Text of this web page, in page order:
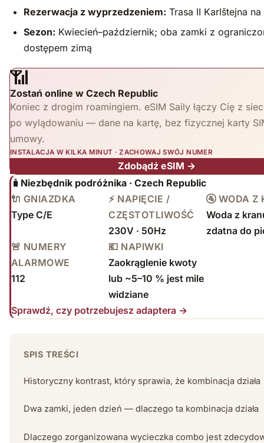
Rezerwacja z wyprzedzeniem: Trasa II Karlštejna
Sezon: Kwiecień–październik; oba zamki z
dostępem zimą
📶
Zostań online w Czech Republic
Koniec z drogim roamingiem. eSIM Saily łączy Cię z
po wylądowaniu — dane na kartę, bez fizycznej karty
umowy.
INSTALACJA W KILKA MINUT · ZACHOWAJ SWÓJ NUMER
Zdobądź eSIM →
🧳 Niezbędnik podróżnika · Czech Republic
🔌 GNIAZDKA
Type C/E
⚡ NAPIĘCIE /
CZĘSTOTLIWOŚĆ
230V · 50Hz
🚰 WODA Z
Woda z
zdatna do
🚨 NUMERY
ALARMOWE
112
💶 NAPIWKI
Zaokrąglenie kwoty
lub ~5–10 % jest mile
widziane
Sprawdź, czy potrzebujesz adaptera →
SPIS TREŚCI
Historyczny kontrast, który sprawia, że kombinacja działa
Dwa zamki, jeden dzień — dlaczego ta kombinacja działa
Dlaczego zorganizowana wycieczka combo jest